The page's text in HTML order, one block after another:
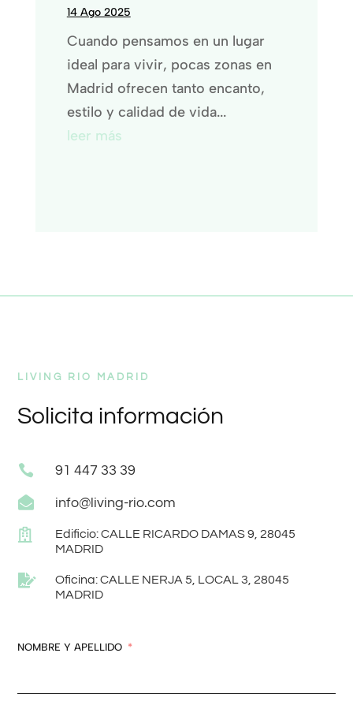
14 Ago 2025
Cuando pensamos en un lugar
ideal para vivir, pocas zonas en
Madrid ofrecen tanto encanto,
estilo y calidad de vida...
leer más
LIVING RIO MADRID
Solicita información
 91 447 33 39
 info@living-rio.com

Edificio: CALLE RICARDO DAMAS 9, 28045
MADRID

Oficina: CALLE NERJA 5, LOCAL 3, 28045
MADRID
NOMBRE Y APELLIDO